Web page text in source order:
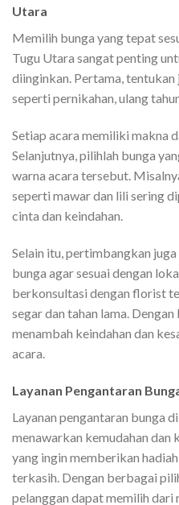
Utara
Memilih bunga yang tepat
Tugu Utara sangat penting
diinginkan. Pertama, tentukan
seperti pernikahan, ulang
Setiap acara memiliki makna
Selanjutnya, pilihlah bunga
warna acara tersebut.
seperti mawar dan lili sering
cinta dan keindahan.
Selain itu, pertimbangkan
bunga agar sesuai dengan
berkonsultasi dengan florist
segar dan tahan lama.
menambah keindahan dan
acara.
Layanan Pengantaran
Layanan pengantaran bunga
menawarkan kemudahan dan
yang ingin memberikan
terkasih. Dengan berbagai
pelanggan dapat memilih dari